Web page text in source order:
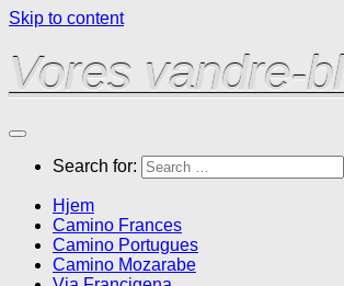
Skip to content
Vores vandre-
Search for:
Hjem
Camino Frances
Camino Portugues
Camino Mozarabe